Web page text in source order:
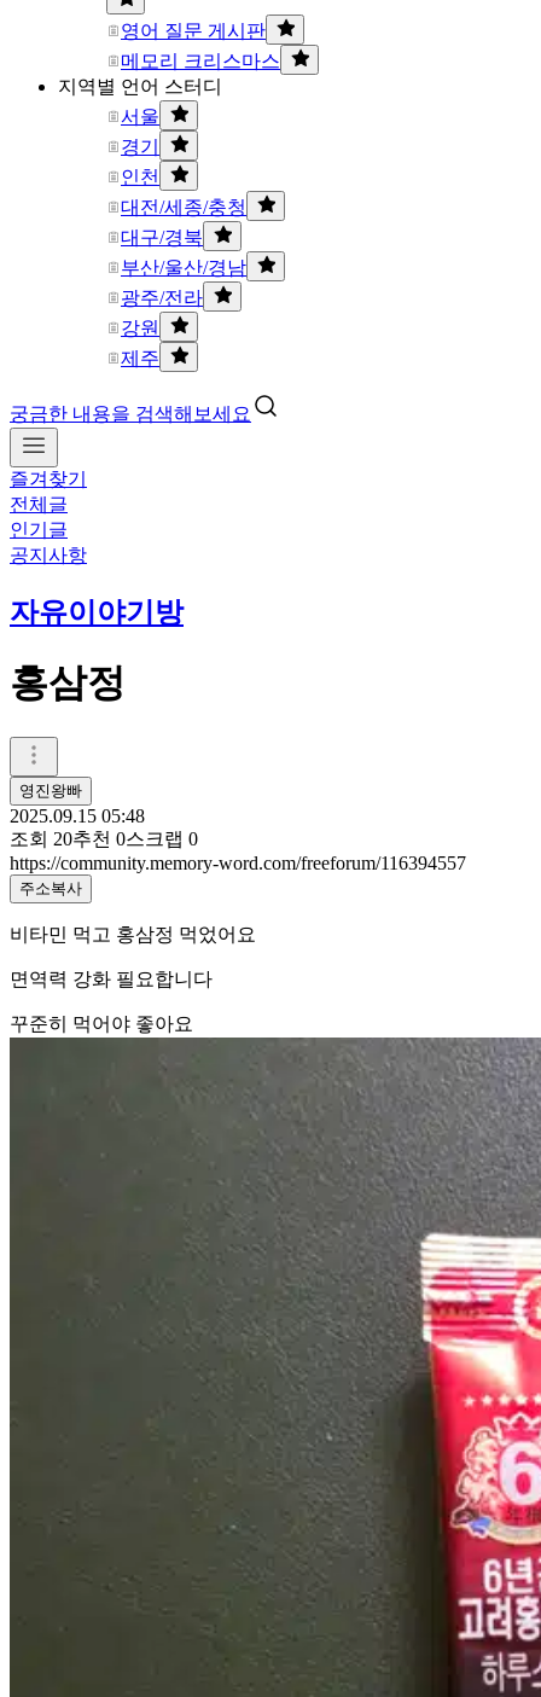
영어 질문 게시판
메모리 크리스마스
지역별 언어 스터디
서울
경기
인천
대전/세종/충청
대구/경북
부산/울산/경남
광주/전라
강원
제주
궁금한 내용을 검색해보세요
즐겨찾기
전체글
인기글
공지사항
자유이야기방
홍삼정
영진왕빠
2025.09.15 05:48
조회 20추천 0스크랩 0
https://community.memory-word.com/freeforum/116394557
주소복사
비타민 먹고 홍삼정 먹었어요
면역력 강화 필요합니다
꾸준히 먹어야 좋아요